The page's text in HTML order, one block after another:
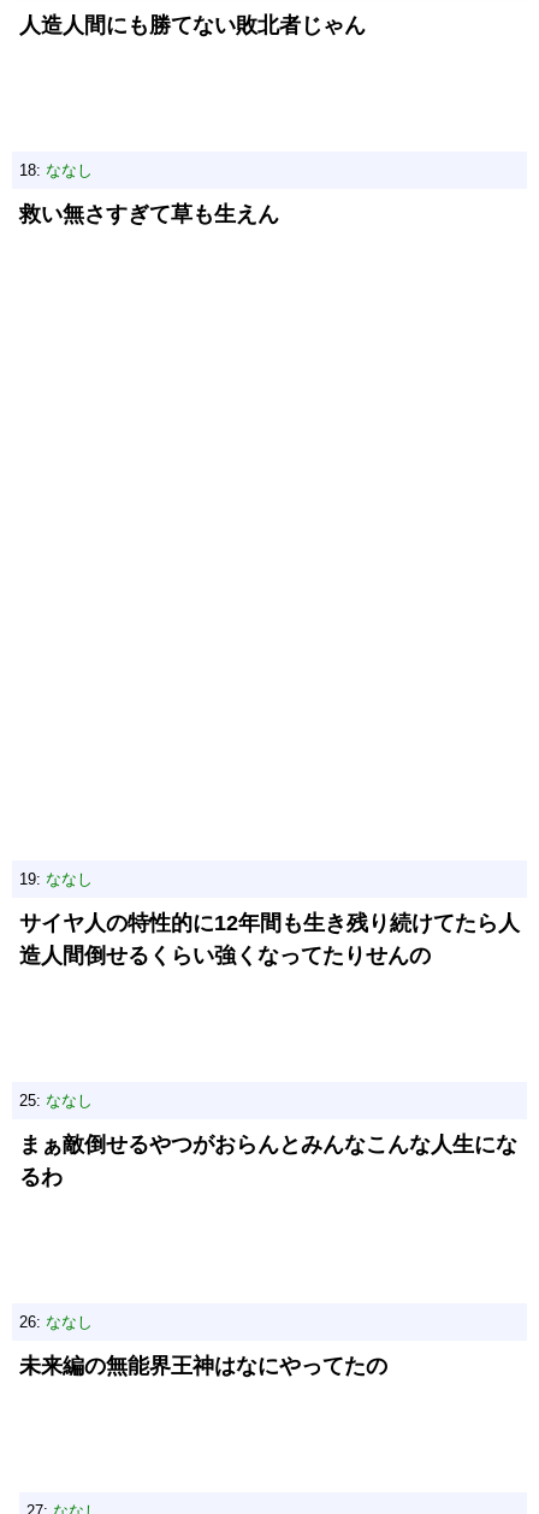
人造人間にも勝てない敗北者じゃん
18: ななし
救い無さすぎて草も生えん
19: ななし
サイヤ人の特性的に12年間も生き残り続けてたら人
造人間倒せるくらい強くなってたりせんの
25: ななし
まぁ敵倒せるやつがおらんとみんなこんな人生にな
るわ
26: ななし
未来編の無能界王神はなにやってたの